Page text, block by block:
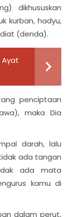
dikhususkan
kurban, hadyu,
(denda).
Ayat
penciptaan
maka Dia
darah, lalu
ada tangan
ada mata
kamu di
dalam perut,